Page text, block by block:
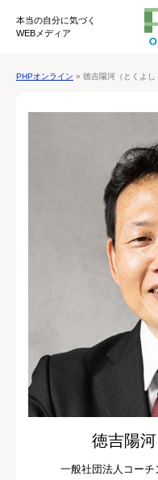
本当の自分に気づく
WEBメディア
PHPオンライン » 徳吉陽河（とくよし
徳吉陽河
一般社団法人コー